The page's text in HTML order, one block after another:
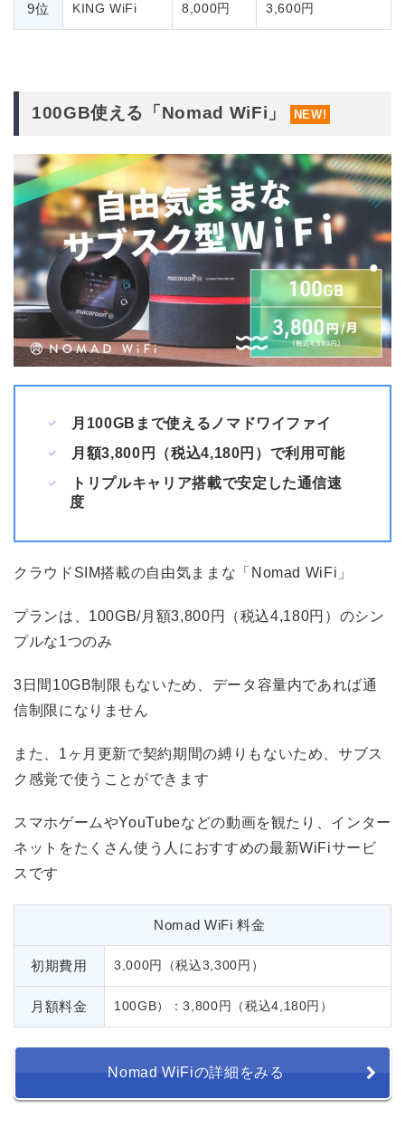
9位 KING WiFi 8,000円 3,600円
100GB使える「Nomad WiFi」 NEW!
月100GBまで使えるノマドワイファイ
月額3,800円（税込4,180円）で利用可能
トリプルキャリア搭載で安定した通信速
度
クラウドSIM搭載の自由気ままな「Nomad WiFi」
プランは、100GB/月額3,800円（税込4,180円）のシン
プルな1つのみ
3日間10GB制限もないため、データ容量内であれば通
信制限になりません
また、1ヶ月更新で契約期間の縛りもないため、サブス
ク感覚で使うことができます
スマホゲームやYouTubeなどの動画を観たり、インター
ネットをたくさん使う人におすすめの最新WiFiサービ
スです
Nomad WiFi 料金
初期費用 3,000円（税込3,300円）
月額料金 100GB）：3,800円（税込4,180円）
Nomad WiFiの詳細をみる